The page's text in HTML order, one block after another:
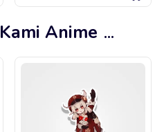
Kami Anime ...